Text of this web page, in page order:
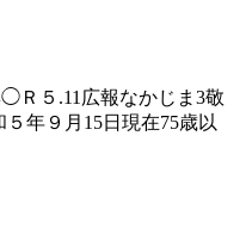
Ｒ５.11広報なかじま3敬
年９月15日現在75歳以